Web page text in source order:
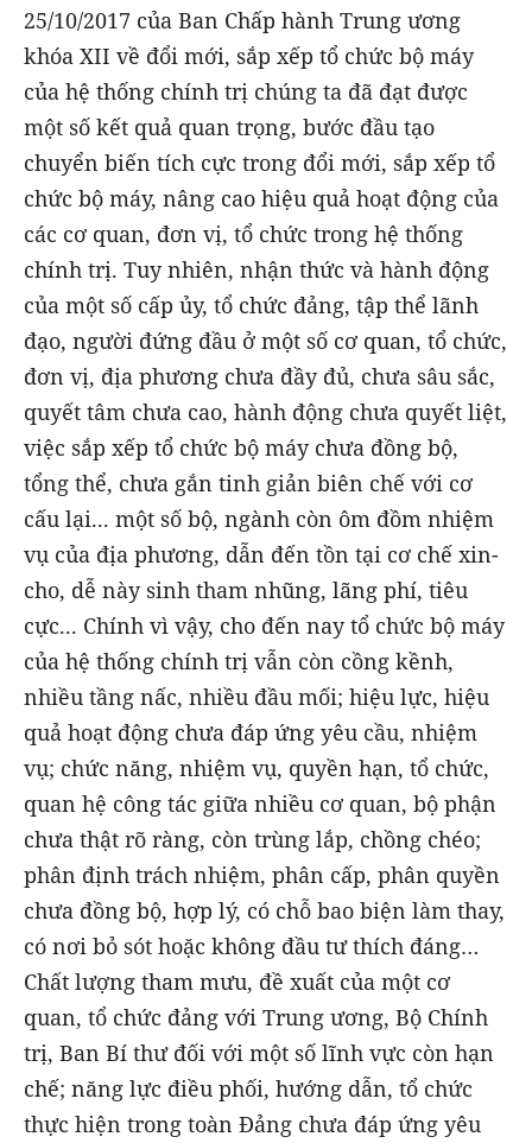
25/10/2017 của Ban Chấp hành Trung ương
khóa XII về đổi mới, sắp xếp tổ chức bộ máy
của hệ thống chính trị chúng ta đã đạt được
một số kết quả quan trọng, bước đầu tạo
chuyển biến tích cực trong đổi mới, sắp xếp tổ
chức bộ máy, nâng cao hiệu quả hoạt động của
các cơ quan, đơn vị, tổ chức trong hệ thống
chính trị. Tuy nhiên, nhận thức và hành động
của một số cấp ủy, tổ chức đảng, tập thể lãnh
đạo, người đứng đầu ở một số cơ quan, tổ chức,
đơn vị, địa phương chưa đầy đủ, chưa sâu sắc,
quyết tâm chưa cao, hành động chưa quyết liệt,
việc sắp xếp tổ chức bộ máy chưa đồng bộ,
tổng thể, chưa gắn tinh giản biên chế với cơ
cấu lại... một số bộ, ngành còn ôm đồm nhiệm
vụ của địa phương, dẫn đến tồn tại cơ chế xin-
cho, dễ này sinh tham nhũng, lãng phí, tiêu
cực... Chính vì vậy, cho đến nay tổ chức bộ máy
của hệ thống chính trị vẫn còn cồng kềnh,
nhiều tầng nấc, nhiều đầu mối; hiệu lực, hiệu
quả hoạt động chưa đáp ứng yêu cầu, nhiệm
vụ; chức năng, nhiệm vụ, quyền hạn, tổ chức,
quan hệ công tác giữa nhiều cơ quan, bộ phận
chưa thật rõ ràng, còn trùng lắp, chồng chéo;
phân định trách nhiệm, phân cấp, phân quyền
chưa đồng bộ, hợp lý, có chỗ bao biện làm thay,
có nơi bỏ sót hoặc không đầu tư thích đáng…
Chất lượng tham mưu, đề xuất của một cơ
quan, tổ chức đảng với Trung ương, Bộ Chính
trị, Ban Bí thư đối với một số lĩnh vực còn hạn
chế; năng lực điều phối, hướng dẫn, tổ chức
thực hiện trong toàn Đảng chưa đáp ứng yêu